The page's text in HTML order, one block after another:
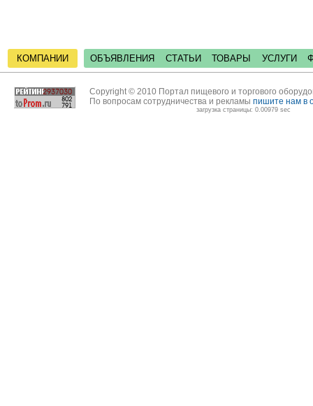
КОМПАНИИ ОБЪЯВЛЕНИЯ СТАТЬИ ТОВАРЫ УСЛУГИ
Copyright © 2010 Портал пищевого и торгового
По вопросам сотрудничества и рекламы пишите нам в
загрузка страницы: 0.00979 sec